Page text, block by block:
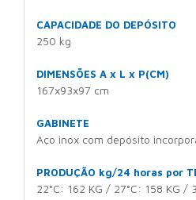
CAPACIDADE DO DEPÓSITO
250 kg
DIMENSÕES A x L x P(CM)
167x93x97 cm
GABINETE
Aço inox com depósito
PRODUÇÃO kg/24 horas por
22°C: 162 KG / 27°C: 158 KG /